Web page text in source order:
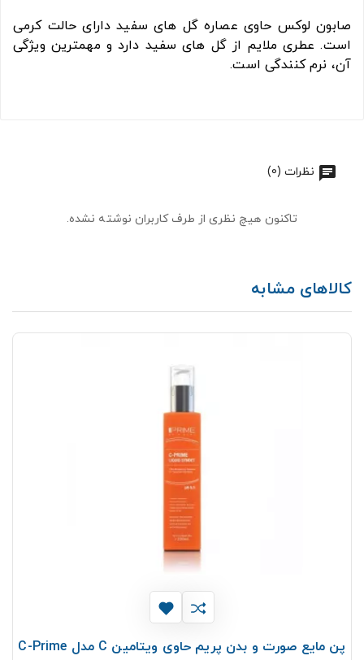
صابون لوکس حاوی عصاره گل های سفید دارای حالت کرمی
است. عطری ملایم از گل های سفید دارد و مهمترین ویژگی
آن، نرم کنندگی است.
نظرات (0)
تاکنون هیچ نظری از طرف کاربران نوشته نشده.
کالاهای مشابه
پن مایع صورت و بدن پریم حاوی ویتامین C مدل C-Prime